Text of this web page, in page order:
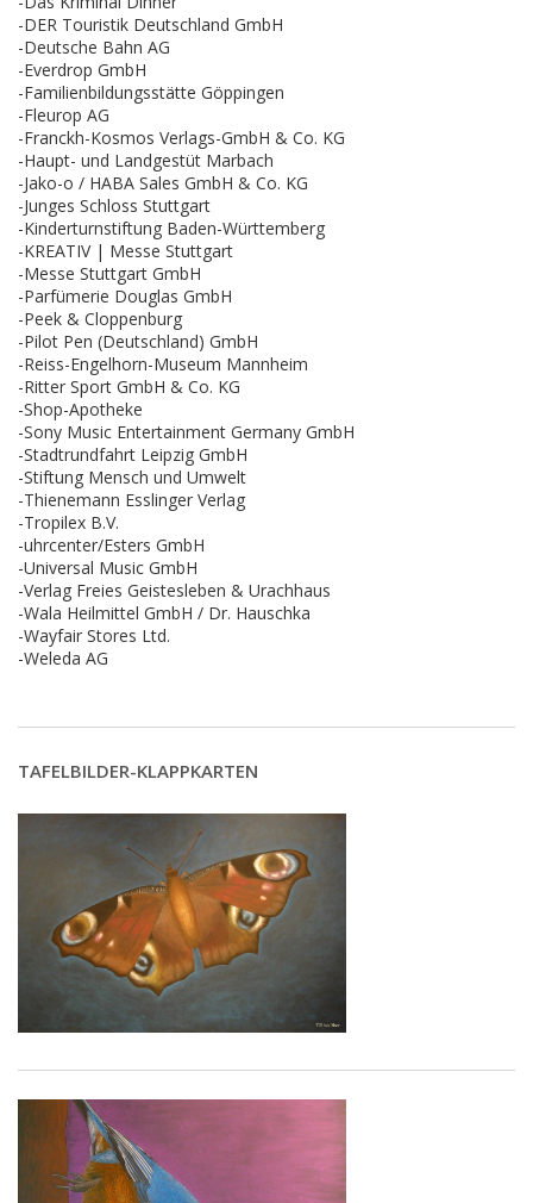
-DER Touristik Deutschland GmbH
-Deutsche Bahn AG
-Everdrop GmbH
-Familienbildungsstätte Göppingen
-Fleurop AG
-Franckh-Kosmos Verlags-GmbH & Co. KG
-Haupt- und Landgestüt Marbach
-Jako-o / HABA Sales GmbH & Co. KG
-Junges Schloss Stuttgart
-Kinderturnstiftung Baden-Württemberg
-KREATIV | Messe Stuttgart
-Messe Stuttgart GmbH
-Parfümerie Douglas GmbH
-Peek & Cloppenburg
-Pilot Pen (Deutschland) GmbH
-Reiss-Engelhorn-Museum Mannheim
-Ritter Sport GmbH & Co. KG
-Shop-Apotheke
-Sony Music Entertainment Germany GmbH
-Stadtrundfahrt Leipzig GmbH
-Stiftung Mensch und Umwelt
-Thienemann Esslinger Verlag
-Tropilex B.V.
-uhrcenter/Esters GmbH
-Universal Music GmbH
-Verlag Freies Geistesleben & Urachhaus
-Wala Heilmittel GmbH / Dr. Hauschka
-Wayfair Stores Ltd.
-Weleda AG
TAFELBILDER-KLAPPKARTEN